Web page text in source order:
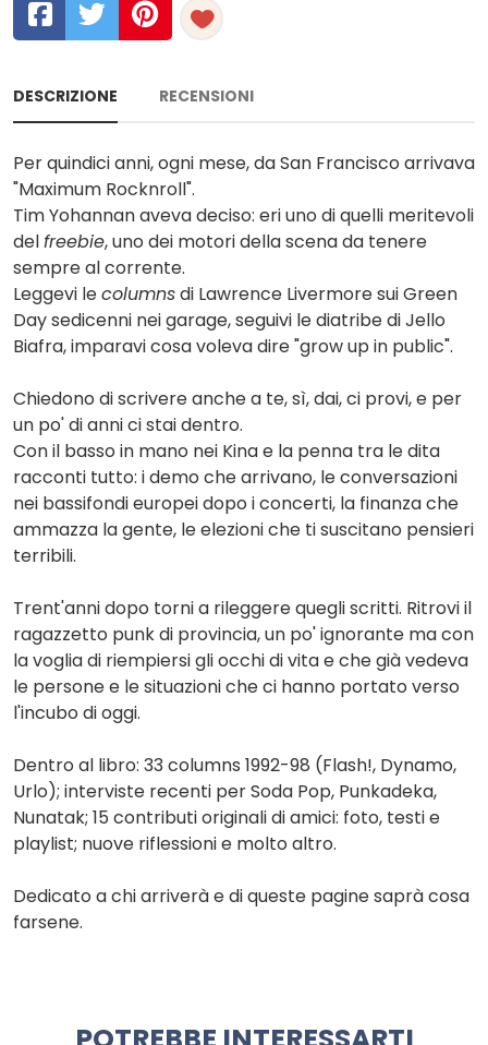
DESCRIZIONE RECENSIONI
Per quindici anni, ogni mese, da San Francisco arrivava
"Maximum Rocknroll".
Tim Yohannan aveva deciso: eri uno di quelli meritevoli
delfreebie, uno dei motori della scena da tenere
sempre al corrente.
Leggevi lecolumnsdi Lawrence Livermore sui Green
Day sedicenni nei garage, seguivi le diatribe di Jello
Biafra, imparavi cosa voleva dire "grow up in public".
Chiedono di scrivere anche a te, sì, dai, ci provi, e per
un po' di anni ci stai dentro.
Con il basso in mano nei Kina e la penna tra le dita
racconti tutto: i demo che arrivano, le conversazioni
nei bassifondi europei dopo i concerti, la finanza che
ammazza la gente, le elezioni che ti suscitano pensieri
terribili.
Trent'anni dopo torni a rileggere quegli scritti. Ritrovi il
ragazzetto punk di provincia, un po' ignorante ma con
la voglia di riempiersi gli occhi di vita e che già vedeva
le persone e le situazioni che ci hanno portato verso
l'incubo di oggi.
Dentro al libro: 33 columns 1992-98 (Flash!, Dynamo,
Urlo); interviste recenti per Soda Pop, Punkadeka,
Nunatak; 15 contributi originali di amici: foto, testi e
playlist; nuove riflessioni e molto altro.
Dedicato a chi arriverà e di queste pagine saprà cosa
farsene.